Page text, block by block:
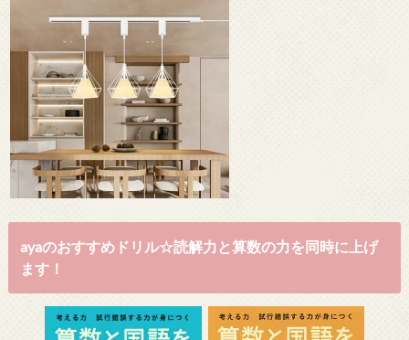
ayaのおすすめドリル☆読解力と算数の力を同時に上げ
ます！